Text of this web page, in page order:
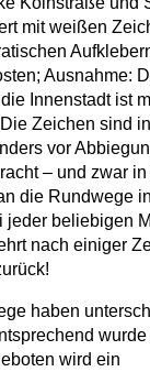
mit weißen
Ausnahme:
Innenstadt ist
Zeichen sind
vor
– und zwar
die Rundwege
jeder beliebigen
nach einiger
haben
wird ein